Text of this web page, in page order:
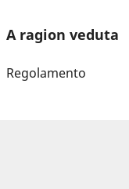
A ragion veduta
Regolamento